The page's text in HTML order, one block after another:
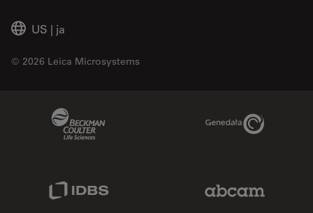
US | ja
© 2026 Leica Microsystems
Genedata Link